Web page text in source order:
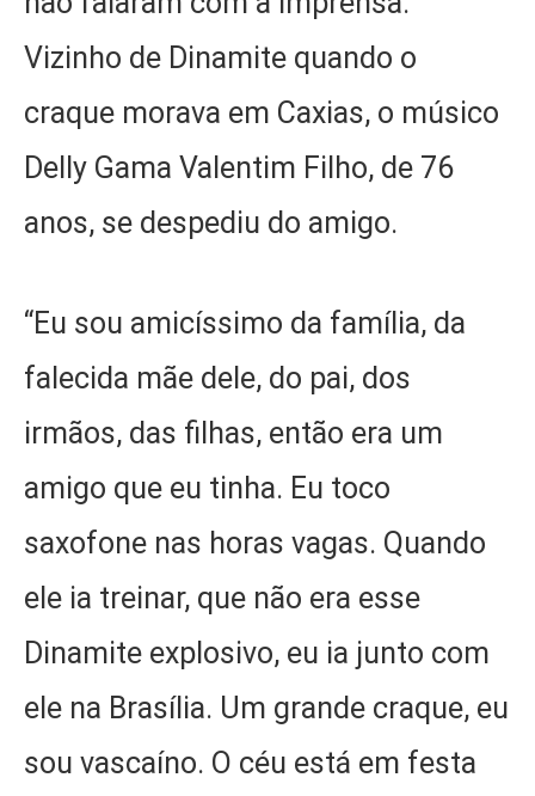
Vizinho de Dinamite quando o
craque morava em Caxias, o músico
Delly Gama Valentim Filho, de 76
anos, se despediu do amigo.
“Eu sou amicíssimo da família, da
falecida mãe dele, do pai, dos
irmãos, das filhas, então era um
amigo que eu tinha. Eu toco
saxofone nas horas vagas. Quando
ele ia treinar, que não era esse
Dinamite explosivo, eu ia junto com
ele na Brasília. Um grande craque, eu
sou vascaíno. O céu está em festa